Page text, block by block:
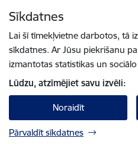
Sīkdatnes
Lai šī tīmekļvietne darbotos, tā
sīkdatnes. Ar Jūsu piekrišanu
izmantotas statistikas un
Lūdzu, atzīmējiet savu izvēli:
Noraidīt
Pārvaldīt sīkdatnes